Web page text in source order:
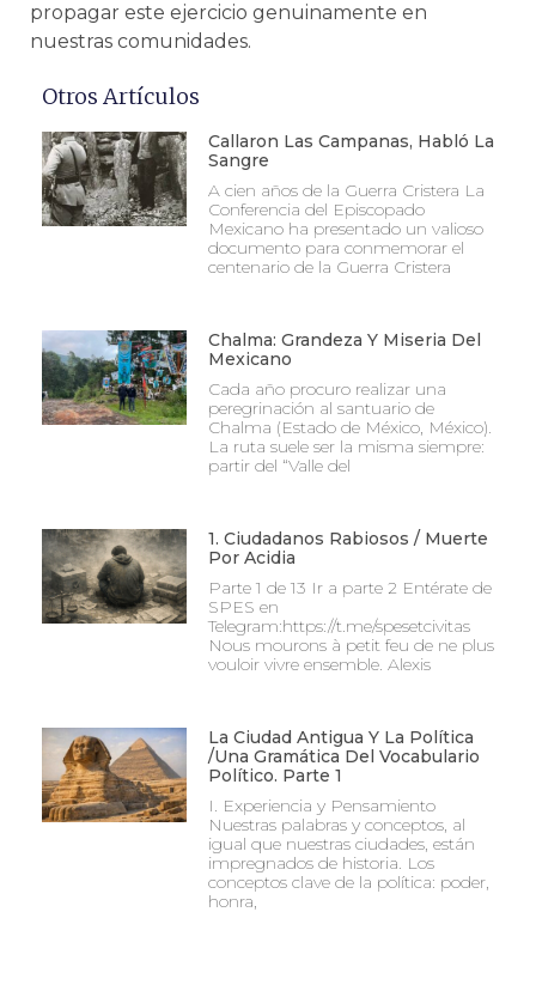
propagar este ejercicio genuinamente en
nuestras comunidades.
Otros Artículos
Callaron Las Campanas, Habló La
Sangre
A cien años de la Guerra Cristera La
Conferencia del Episcopado
Mexicano ha presentado un valioso
documento para conmemorar el
centenario de la Guerra Cristera
Chalma: Grandeza Y Miseria Del
Mexicano
Cada año procuro realizar una
peregrinación al santuario de
Chalma (Estado de México, México).
La ruta suele ser la misma siempre:
partir del “Valle del
1. Ciudadanos Rabiosos / Muerte
Por Acidia
Parte 1 de 13 Ir a parte 2 Entérate de
SPES en
Telegram:https://t.me/spesetcivitas
Nous mourons à petit feu de ne plus
vouloir vivre ensemble. Alexis
La Ciudad Antigua Y La Política
/Una Gramática Del Vocabulario
Político. Parte 1
I. Experiencia y Pensamiento
Nuestras palabras y conceptos, al
igual que nuestras ciudades, están
impregnados de historia. Los
conceptos clave de la política: poder,
honra,